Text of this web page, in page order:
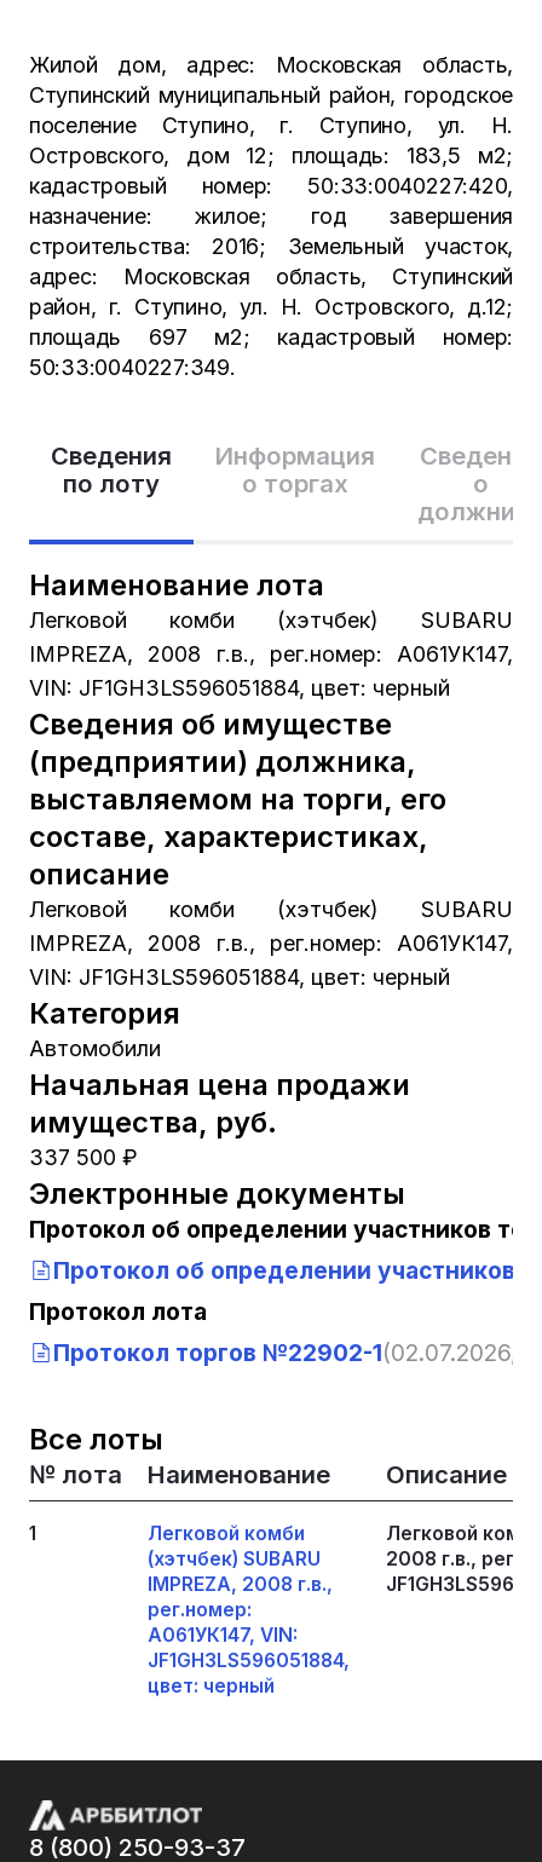
Сведения
по лоту
Информация
о торгах
Сведения
о
Наименование лота
Легковой комби (хэтчбек) SUBARU
IMPREZA, 2008 г.в., рег.номер: А061УК147,
VIN: JF1GH3LS596051884, цвет: черный
Сведения об имуществе
(предприятии) должника,
выставляемом на торги, его
составе, характеристиках,
описание
Легковой комби (хэтчбек) SUBARU
IMPREZA, 2008 г.в., рег.номер: А061УК147,
VIN: JF1GH3LS596051884, цвет: черный
Категория
Автомобили
Начальная цена продажи
имущества, руб.
337 500 ₽
Электронные документы
Протокол об определении участников
Протокол об определении участников
Протокол лота
Протокол торгов №22902-1(02.07.2026,
Все лоты
№ лота Наименование Описание
1
Легковой комби
(хэтчбек) SUBARU
IMPREZA, 2008 г.в.,
рег.номер:
А061УК147, VIN:
JF1GH3LS596051884,
цвет: черный
Легковой комби
2008 г.в.,
Жилой дом, адрес: Московская область,
Ступинский муниципальный район, городское
поселение Ступино, г. Ступино, ул. Н.
Островского, дом 12; площадь: 183,5 м2;
кадастровый номер: 50:33:0040227:420,
назначение: жилое; год завершения
строительства: 2016; Земельный участок,
адрес: Московская область, Ступинский
район, г. Ступино, ул. Н. Островского, д.12;
площадь 697 м2; кадастровый номер:
50:33:0040227:349.
8 (800) 250-93-37